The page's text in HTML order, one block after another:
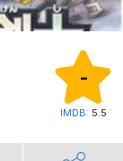
-
IMDB: 5.5